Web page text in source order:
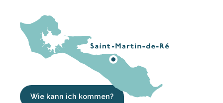
Wie kann ich kommen?